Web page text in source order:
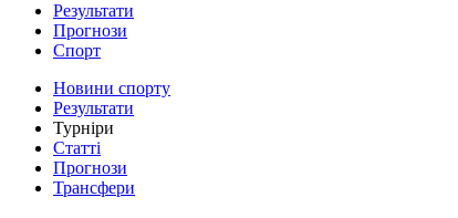
Результати
Прогнози
Спорт
Новини спорту
Результати
Турніри
Статті
Прогнози
Трансфери